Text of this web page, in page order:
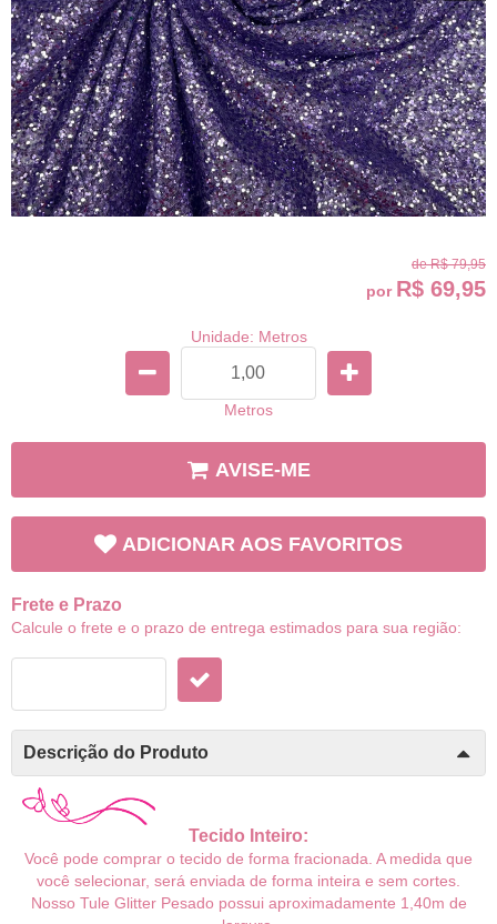
de R$ 79,95
por R$ 69,95
Unidade: Metros
Metros
AVISE-ME
ADICIONAR AOS FAVORITOS
Frete e Prazo
Calcule o frete e o prazo de entrega estimados para sua região:
Descrição do Produto
Tecido Inteiro:
Você pode comprar o tecido de forma fracionada. A medida que
você selecionar, será enviada de forma inteira e sem cortes.
Nosso Tule GlitterPesado possuiaproximadamente 1,40m de